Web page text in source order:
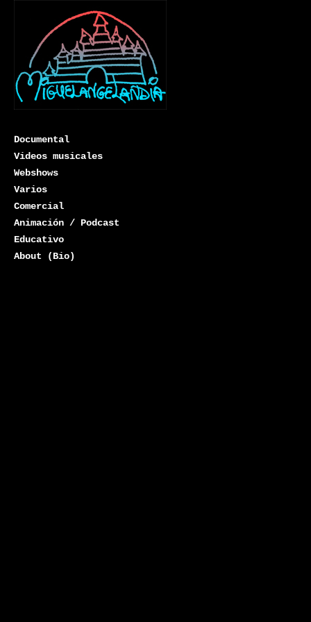
Miguelangelandia
Documental
Videos musicales
Webshows
Varios
Comercial
Animación / Podcast
Educativo
About (Bio)